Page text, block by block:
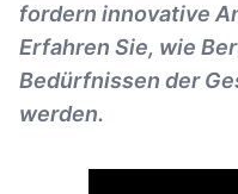
fordern innovative
Erfahren Sie, wie
Bedürfnissen der
werden.